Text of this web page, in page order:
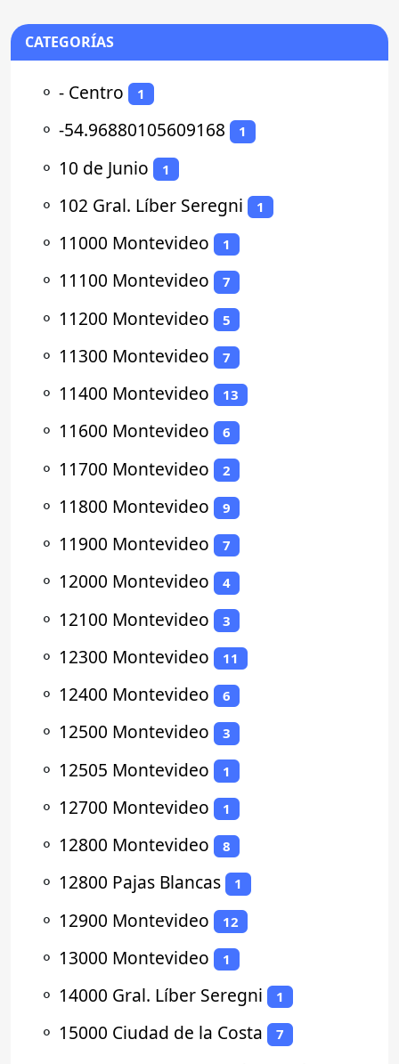
CATEGORÍAS
⚬ - Centro 1
⚬ -54.96880105609168 1
⚬ 10 de Junio 1
⚬ 102 Gral. Líber Seregni 1
⚬ 11000 Montevideo 1
⚬ 11100 Montevideo 7
⚬ 11200 Montevideo 5
⚬ 11300 Montevideo 7
⚬ 11400 Montevideo 13
⚬ 11600 Montevideo 6
⚬ 11700 Montevideo 2
⚬ 11800 Montevideo 9
⚬ 11900 Montevideo 7
⚬ 12000 Montevideo 4
⚬ 12100 Montevideo 3
⚬ 12300 Montevideo 11
⚬ 12400 Montevideo 6
⚬ 12500 Montevideo 3
⚬ 12505 Montevideo 1
⚬ 12700 Montevideo 1
⚬ 12800 Montevideo 8
⚬ 12800 Pajas Blancas 1
⚬ 12900 Montevideo 12
⚬ 13000 Montevideo 1
⚬ 14000 Gral. Líber Seregni 1
⚬ 15000 Ciudad de la Costa 7